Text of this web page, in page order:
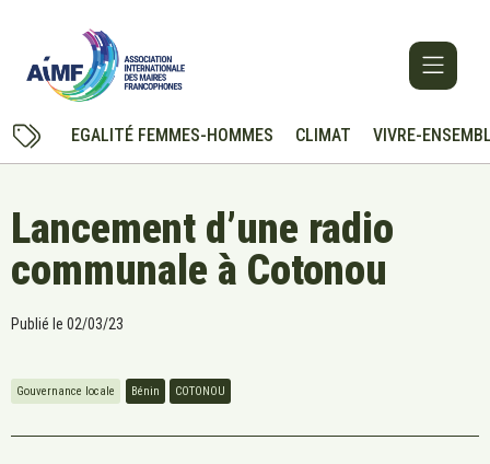
EGALITÉ FEMMES-HOMMES CLIMAT VIVRE-
Lancement d’une radio
communale à Cotonou
Publié le 02/03/23
Gouvernance locale Bénin COTONOU